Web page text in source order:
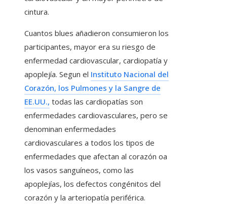
cintura.
Cuantos blues añadieron consumieron los
participantes, mayor era su riesgo de
enfermedad cardiovascular, cardiopatía y
apoplejía. Segun el Instituto Nacional del
Corazón, los Pulmones y la Sangre de
EE.UU., todas las cardiopatías son
enfermedades cardiovasculares, pero se
denominan enfermedades
cardiovasculares a todos los tipos de
enfermedades que afectan al corazón oa
los vasos sanguíneos, como las
apoplejías, los defectos congénitos del
corazón y la arteriopatía periférica.